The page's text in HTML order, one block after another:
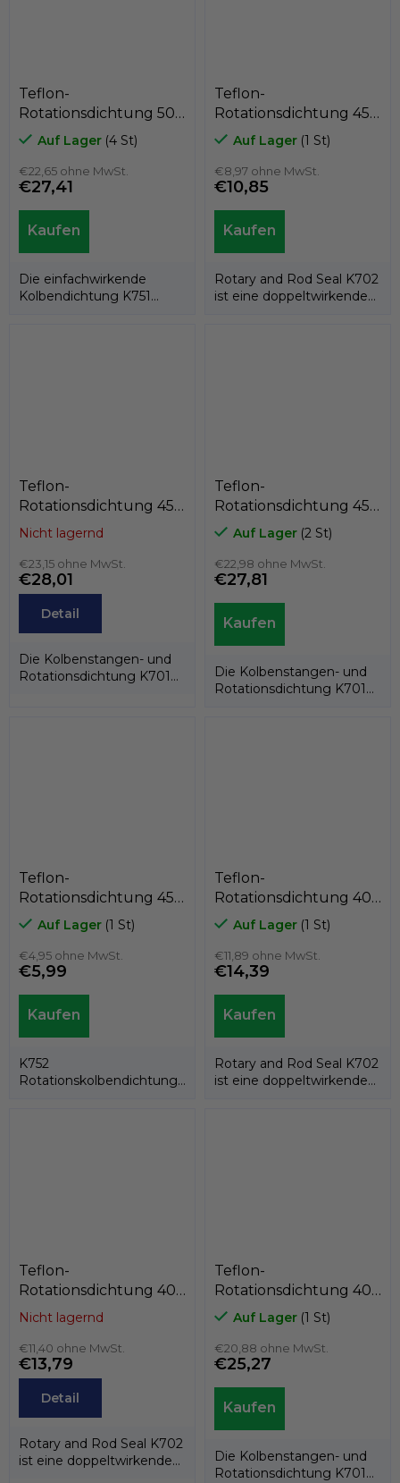
Teflon-
Rotationsdichtung 50
x 40,6 x 7,1
PTFE+C/Edelstahlfeder,
Kastas K751-050
Auf Lager (4 St)
€22,65 ohne MwSt.
€27,41
Die einfachwirkende
Kolbendichtung K751
Teflon-
Rotationsdichtung 45 x
56 x 4,2
PTFE+Bronze/NBR,
Kastas K702-045
Auf Lager (1 St)
€8,97 ohne MwSt.
€10,85
Rotary and Rod Seal K702
ist eine doppeltwirkende
Teflon-
Rotationsdichtung 45 x
54,5 x 7
PTFE+C/Edelstahlfeder,
Kastas K701-SPEC
Nicht lagernd
€23,15 ohne MwSt.
€28,01
Detail
Die Kolbenstangen- und
Rotationsdichtung K701
Teflon-
Rotationsdichtung 45 x
54,4 x 7,1
PTFE+C/Edelstahlfeder,
Kastas K701-045
Auf Lager (2 St)
€22,98 ohne MwSt.
€27,81
Die Kolbenstangen- und
Rotationsdichtung K701
Teflon-
Rotationsdichtung 45 x
37,5 x 3,2
PTFE+Bronze/NBR,
Kastas K752-045
Auf Lager (1 St)
€4,95 ohne MwSt.
€5,99
K752
Rotationskolbendichtung
Teflon-
Rotationsdichtung 40
x 55,5 x 6,3
PTFE+Bronze/NBR,
Kastas K702-040/1
Auf Lager (1 St)
€11,89 ohne MwSt.
€14,39
Rotary and Rod Seal K702
ist eine doppeltwirkende
Teflon-
Rotationsdichtung 40
x 51 x 4,2
PTFE+Bronze/NBR,
Kastas K702-040
Nicht lagernd
€11,40 ohne MwSt.
€13,79
Detail
Rotary and Rod Seal K702
ist eine doppeltwirkende
Teflon-
Rotationsdichtung 40
x 49,4 x 7,1
PTFE+C/Edelstahlfeder,
Kastas K701-040
Auf Lager (1 St)
€20,88 ohne MwSt.
€25,27
Die Kolbenstangen- und
Rotationsdichtung K701